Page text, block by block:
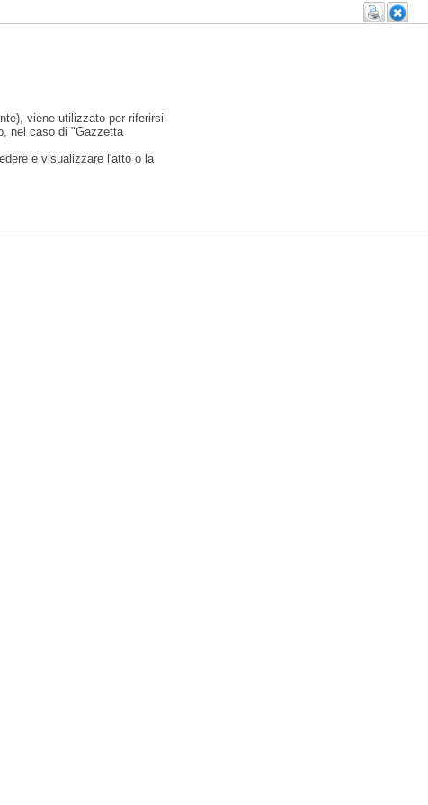
viene utilizzato per riferirsi
nel caso di "Gazzetta
e visualizzare l'atto o la